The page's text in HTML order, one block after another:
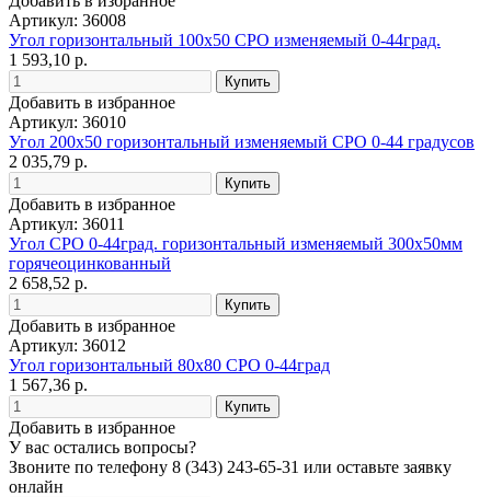
Артикул: 36008
Угол горизонтальный 100х50 CPO изменяемый 0-44град.
1 593,10 р.
Добавить в избранное
Артикул: 36010
Угол 200х50 горизонтальный изменяемый СРО 0-44 градусов
2 035,79 р.
Добавить в избранное
Артикул: 36011
Угол СРО 0-44град. горизонтальный изменяемый 300х50мм
горячеоцинкованный
2 658,52 р.
Добавить в избранное
Артикул: 36012
Угол горизонтальный 80х80 CPO 0-44град
1 567,36 р.
Добавить в избранное
У вас остались вопросы?
Звоните по телефону 8 (343) 243-65-31 или оставьте заявку
онлайн